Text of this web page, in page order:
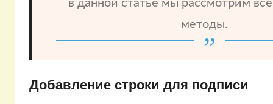
в данной статье мы рассмотрим
методы.
Добавление строки для подписи